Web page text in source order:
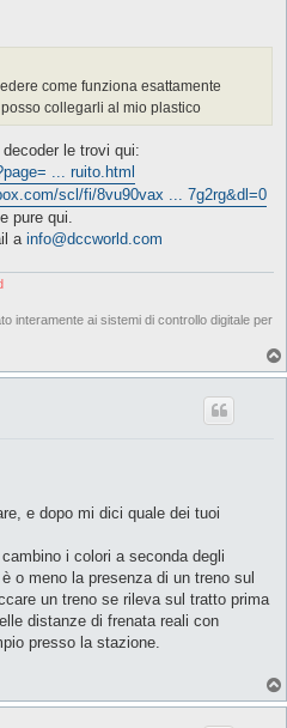
come funziona esattamente
collegarli al mio plastico
le trovi qui:
... ruito.html
scl/fi/8vu90vax ... 7g2rg&dl=0
pure qui.
a info@dccworld.com
interamente ai sistemi di controllo digitale per
e dopo mi dici quale dei tuoi
i colori a seconda degli
o meno la presenza di un treno sul
un treno se rileva sul tratto prima
distanze di frenata reali con
presso la stazione.